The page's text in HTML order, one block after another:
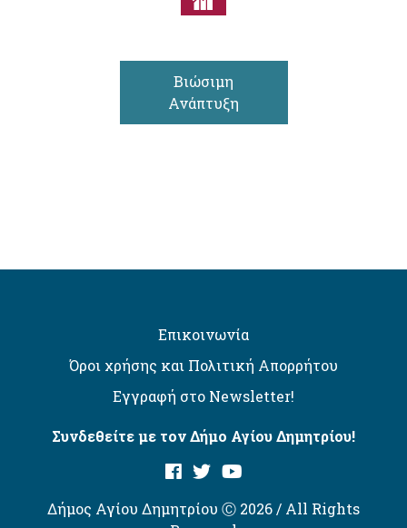
Βιώσιμη
Ανάπτυξη
Επικοινωνία
Όροι χρήσης και Πολιτική Απορρήτου
Εγγραφή στο Newsletter!
Συνδεθείτε με τον Δήμο Αγίου Δημητρίου!
Δήμος Αγίου Δημητρίου Ⓒ 2026 / All Rights